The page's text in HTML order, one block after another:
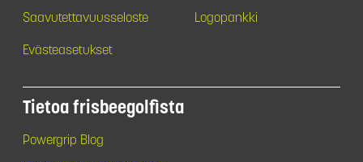
Saavutettavuusseloste Logopankki
Evästeasetukset
Tietoa frisbeegolfista
Powergrip Blog